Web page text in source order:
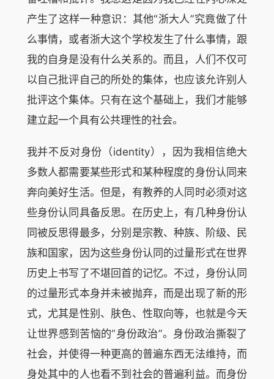
产生了这样一种意识：其他“浙大人”究竟做了什
么事情，或者浙大这个学校发生了什么事情，跟
我的自身是没有什么关系的。而且，人们不仅可
以自己批评自己的所处的集体，也应该允许别人
批评这个集体。只有在这个基础上，我们才能够
建立起一个具有公共理性的社会。
我并不反对身份（identity），因为我相信绝大
多数人都需要某些形式和某种程度的身份认同来
奔向美好生活。但是，有教养的人同时必须对这
些身份认同具备反思。在历史上，有几种身份认
同被反思得最多，分别是宗教、种族、阶级、民
族和国家，因为这些身份认同的过量形式在世界
历史上书写了不堪回首的记忆。不过，身份认同
的过量形式本身并未被抛弃，而是出现了新的形
式，尤其是性别、肤色、性取向等，也就是今天
让世界感到苦恼的“身份政治”。身份政治撕裂了
社会，并使得一种更高的普遍东西无法维持，而
身处其中的人也看不到社会的普遍利益。而身份